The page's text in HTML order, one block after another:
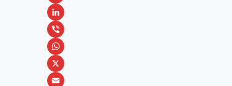
a
c
e
b
o
M
e
s
s
e
L
i
n
k
V
i
b
W
h
X